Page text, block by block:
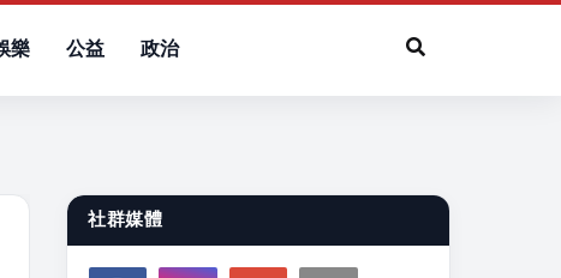
樂 公益 政治
社群媒體